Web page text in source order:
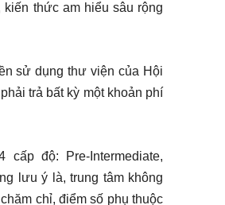
thức am hiểu sâu rộng
sử dụng thư viện của Hội
trả bất kỳ một khoản phí
độ: Pre-Intermediate,
lưu ý là, trung tâm không
chỉ, điểm số phụ thuộc